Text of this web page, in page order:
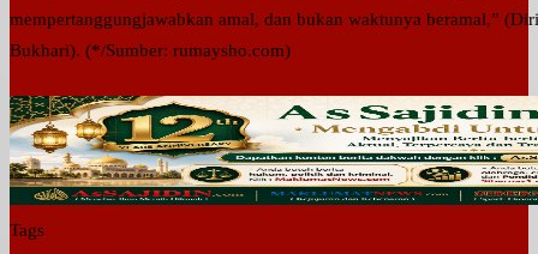
mempertanggungjawabkan amal, dan bukan waktunya beramal,”
Bukhari). (*/Sumber: rumaysho.com)
Tags